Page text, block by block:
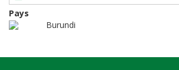
Pays
Burundi